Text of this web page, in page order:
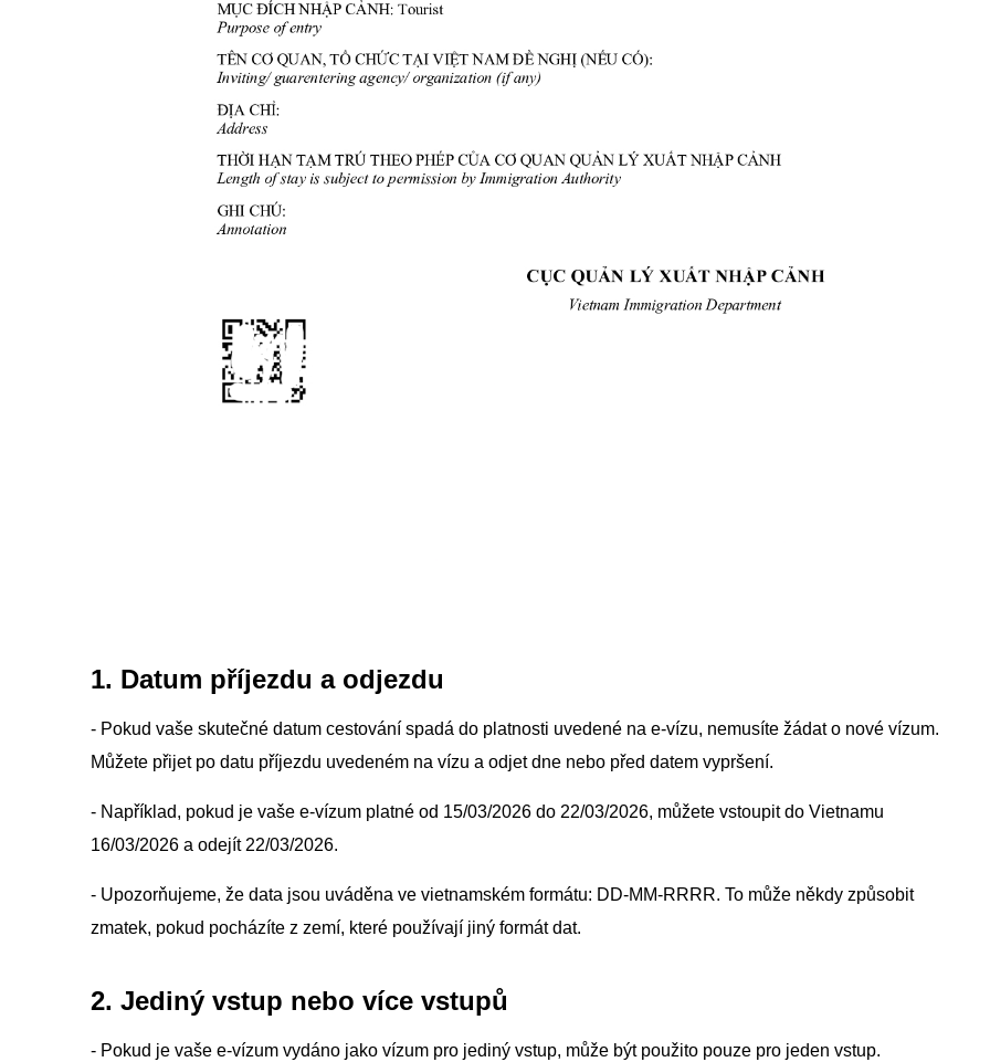
1. Datum příjezdu a odjezdu
- Pokud vaše skutečné datum cestování spadá do platnosti uvedené na e-vízu, nemusíte žádat o nové vízum.
Můžete přijet po datu příjezdu uvedeném na vízu a odjet dne nebo před datem vypršení.
- Například, pokud je vaše e-vízum platné od 15/03/2026 do 22/03/2026, můžete vstoupit do Vietnamu
16/03/2026 a odejít 22/03/2026.
- Upozorňujeme, že data jsou uváděna ve vietnamském formátu: DD-MM-RRRR. To může někdy způsobit
zmatek, pokud pocházíte z zemí, které používají jiný formát dat.
2. Jediný vstup nebo více vstupů
- Pokud je vaše e-vízum vydáno jako vízum pro jediný vstup, může být použito pouze pro jeden vstup.